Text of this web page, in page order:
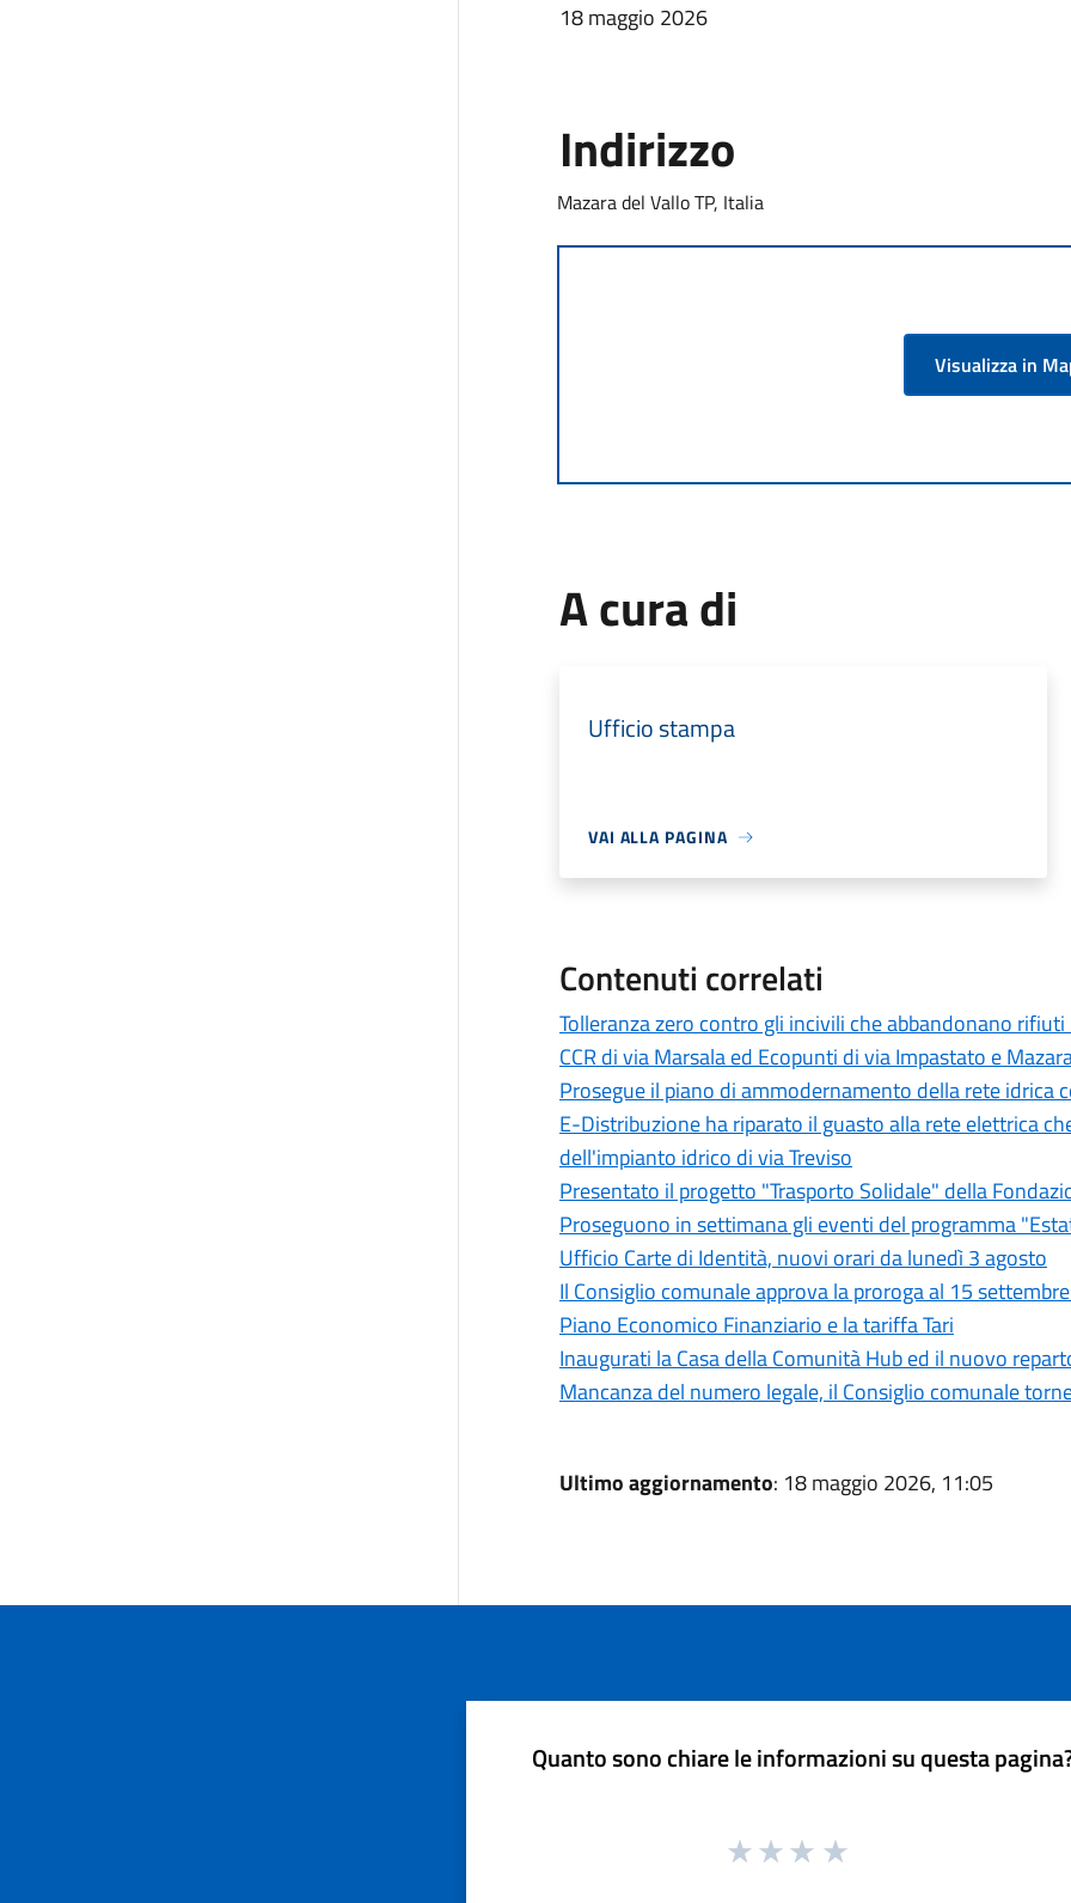
18 maggio 2026
Indirizzo
Mazara del Vallo TP, Italia
Visualizza in
A cura di
Ufficio stampa
VAI ALLA PAGINA
Contenuti correlati
Tolleranza zero contro gli incivili che abbandonano
CCR di via Marsala ed Ecopunti di via Impastato e
Prosegue il piano di ammodernamento della rete idrica
E-Distribuzione ha riparato il guasto alla rete elettrica
dell'impianto idrico di via Treviso
Presentato il progetto "Trasporto Solidale" della
Proseguono in settimana gli eventi del programma
Ufficio Carte di Identità, nuovi orari da lunedì 3 agosto
Il Consiglio comunale approva la proroga al 15
Piano Economico Finanziario e la tariffa Tari
Inaugurati la Casa della Comunità Hub ed il nuovo
Mancanza del numero legale, il Consiglio comunale
Ultimo aggiornamento: 18 maggio 2026, 11:05
Quanto sono chiare le informazioni su questa